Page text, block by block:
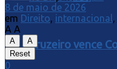
Cruzeiro vence
8 de maio de 2026
em Direito, internacional ,
A A
A
A
Reset
0